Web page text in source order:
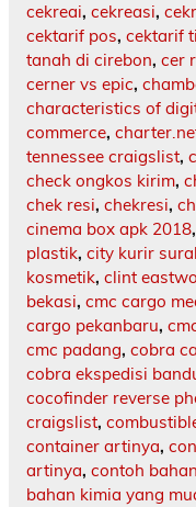
cekreai, cekreasi,
cektarif pos, cektarif
tanah di cirebon, cer
cerner vs epic,
characteristics of
commerce,
tennessee craigslist,
check ongkos kirim,
chek resi, chekresi,
cinema box apk 2018,
plastik, city kurir
kosmetik, clint
bekasi, cmc cargo
cargo pekanbaru,
cmc padang, cobra
cobra ekspedisi
cocofinder reverse
craigslist,
container artinya,
artinya, contoh
bahan kimia yang